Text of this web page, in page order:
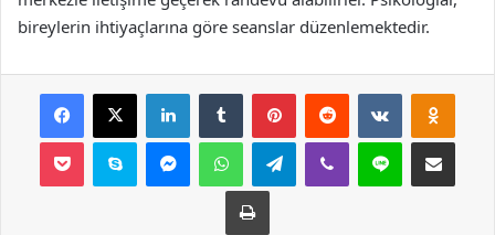
bireylerin ihtiyaçlarına göre seanslar düzenlemektedir.
Facebook
X LinkedInTumblr PinterestReddit VKontakte
Pocket Skype MessengerWhatsAppTelegramViber Line E-Posta ile
Yazdır